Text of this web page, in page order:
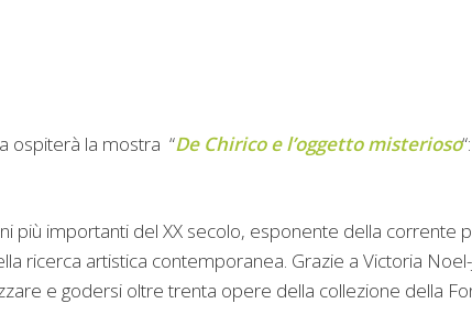
ospiterà la mostra “De Chirico e l’oggetto misterioso“:
più importanti del XX secolo, esponente della corrente
ricerca artistica contemporanea. Grazie a Victoria
e godersi oltre trenta opere della collezione della